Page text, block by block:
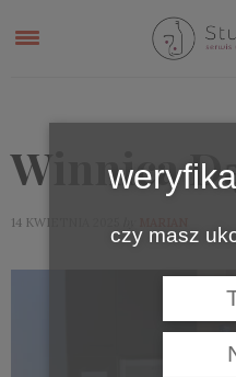
Winnica
14 KWIETNIA 2025
czy masz